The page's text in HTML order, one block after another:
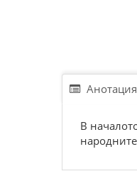
Анотация
В